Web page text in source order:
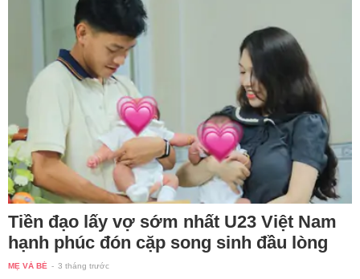
Tiền đạo lấy vợ sớm nhất U23 Việt Nam
hạnh phúc đón cặp song sinh đầu lòng
MẸ VÀ BÉ - 3 tháng trước